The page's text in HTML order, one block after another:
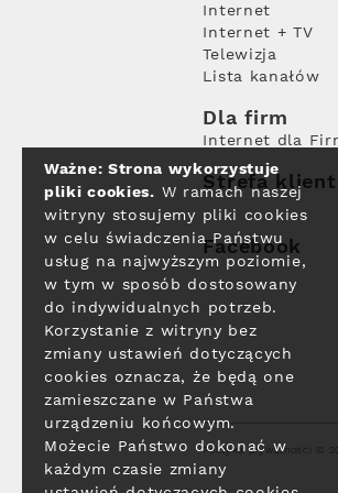
Internet
Internet + TV
Telewizja
Lista kanałów
Dla firm
Internet dla
Strefa
Facebook
Polityka prywatności ©
Ważne: Strona wykorzystuje
pliki cookies. W ramach naszej
witryny stosujemy pliki cookies
w celu świadczenia Państwu
usług na najwyższym poziomie,
w tym w sposób dostosowany
do indywidualnych potrzeb.
Korzystanie z witryny bez
zmiany ustawień dotyczących
cookies oznacza, że będą one
zamieszczane w Państwa
urządzeniu końcowym.
Możecie Państwo dokonać w
każdym czasie zmiany